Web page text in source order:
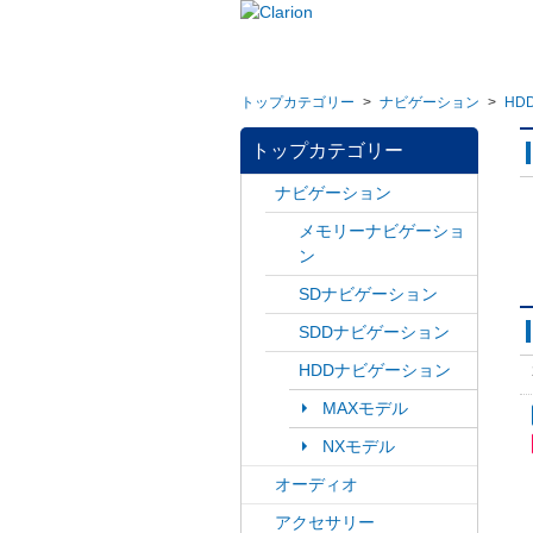
トップカテゴリー > ナビゲーション >
トップカテゴリー
ナビゲーション
メモリーナビゲーショ
ン
SDナビゲーション
SDDナビゲーション
HDDナビゲーション
MAXモデル
NXモデル
オーディオ
アクセサリー